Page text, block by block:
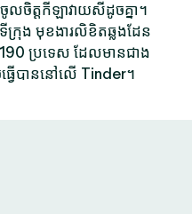
ចូលចិត្តកីឡាវាយសីដូចគ្នា។
រុង មុខងារលិខិតឆ្លងដែន
ប្រទេស ដែលមានជាង
វើបាននៅលើ Tinder។